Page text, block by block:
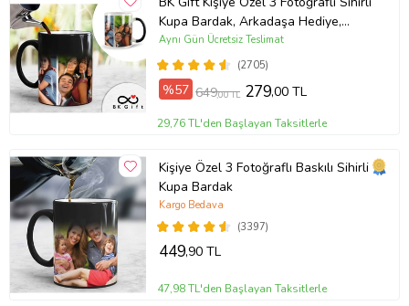
Kupa Bardak, Arkadaşa Hediye,
Sevgiliye Hediye
(2705)
Aynı Gün Ücretsiz Teslimat
%57 649,00 TL 279,00 TL
29,76 TL'den Başlayan Taksitlerle
Kişiye Özel 3 Fotoğraflı Baskılı Sihirli
Kupa Bardak
(3397)
Kargo Bedava
449,90 TL
47,98 TL'den Başlayan Taksitlerle